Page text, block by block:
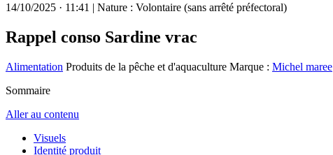
14/10/2025 · 11:41 | Nature : Volontaire (sans arrêté préfectoral)
Rappel conso Sardine vrac
Alimentation Produits de la pêche et d'aquaculture Marque : Michel maree
Sommaire
Aller au contenu
Visuels
Identité produit